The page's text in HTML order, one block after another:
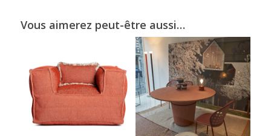
Vous aimerez peut-être aussi…